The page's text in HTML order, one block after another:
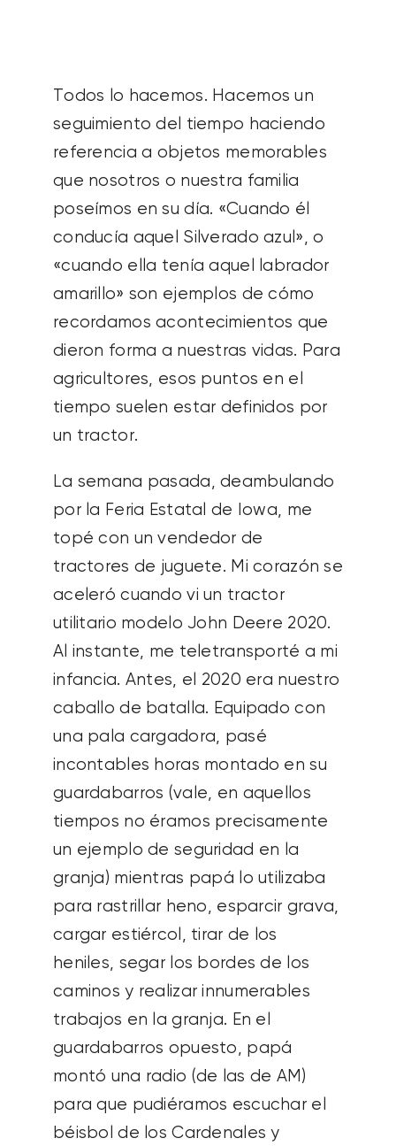
CONTACTANOS
SEARCH
Todos lo hacemos. Hacemos un
seguimiento del tiempo haciendo
referencia a objetos memorables
que nosotros o nuestra familia
poseímos en su día. «Cuando él
conducía aquel Silverado azul», o
«cuando ella tenía aquel labrador
amarillo» son ejemplos de cómo
recordamos acontecimientos que
dieron forma a nuestras vidas. Para
agricultores, esos puntos en el
tiempo suelen estar definidos por
un tractor.
La semana pasada, deambulando
por la Feria Estatal de Iowa, me
topé con un vendedor de
tractores de juguete. Mi corazón se
aceleró cuando vi un tractor
utilitario modelo John Deere 2020.
Al instante, me teletransporté a mi
infancia. Antes, el 2020 era nuestro
caballo de batalla. Equipado con
una pala cargadora, pasé
incontables horas montado en su
guardabarros (vale, en aquellos
tiempos no éramos precisamente
un ejemplo de seguridad en la
granja) mientras papá lo utilizaba
para rastrillar heno, esparcir grava,
cargar estiércol, tirar de los
heniles, segar los bordes de los
caminos y realizar innumerables
trabajos en la granja. En el
guardabarros opuesto, papá
montó una radio (de las de AM)
para que pudiéramos escuchar el
béisbol de los Cardenales y